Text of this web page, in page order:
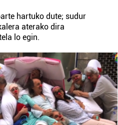
hartuko dute; sudur
aterako dira
lo egin.